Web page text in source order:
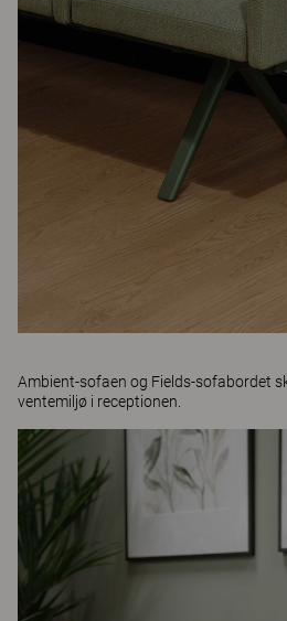
Ambient-sofaen og Fields-sofabordet
ventemiljø i receptionen.